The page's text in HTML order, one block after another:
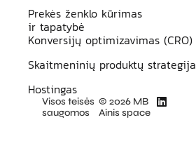
Prekės ženklo kūrimas
ir tapatybė
Konversijų optimizavimas (CRO)
Skaitmeninių produktų strategija
Hostingas
Visos teisės
saugomos
© 2026 MB
Ainis space